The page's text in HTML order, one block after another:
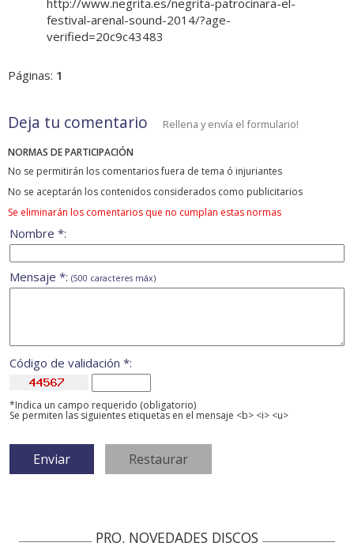
http://www.negrita.es/negrita-patrocinara-el-
festival-arenal-sound-2014/?age-
verified=20c9c43483
Páginas: 1
Deja tu comentario Rellena y envía el formulario!
NORMAS DE PARTICIPACIÓN
No se permitirán los comentarios fuera de tema ó injuriantes
No se aceptarán los contenidos considerados como publicitarios
Se eliminarán los comentarios que no cumplan estas normas
Nombre *:
Mensaje *: (500 caracteres máx)
Código de validación *:
*Indica un campo requerido (obligatorio)
Se permiten las siguientes etiquetas en el mensaje <b> <i> <u>
PRO. NOVEDADES DISCOS